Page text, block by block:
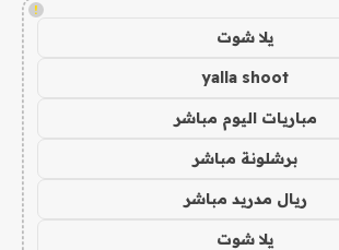
!
يلا شوت
yalla shoot
مباريات اليوم مباشر
برشلونة مباشر
ريال مدريد مباشر
يلا شوت